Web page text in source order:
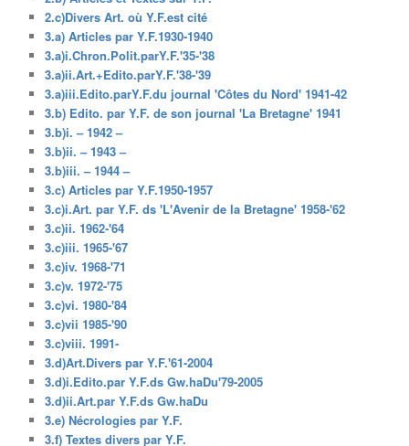
2.c)Divers Art. où Y.F.est cité
3.a) Articles par Y.F.1930-1940
3.a)i.Chron.Polit.parY.F.'35-'38
3.a)ii.Art.+Edito.parY.F.'38-'39
3.a)iii.Edito.parY.F.du journal 'Côtes du Nord' 1941-42
3.b) Edito. par Y.F. de son journal 'La Bretagne' 1941
3.b)i. – 1942 –
3.b)ii. – 1943 –
3.b)iii. – 1944 –
3.c) Articles par Y.F.1950-1957
3.c)i.Art. par Y.F. ds 'L'Avenir de la Bretagne' 1958-'62
3.c)ii. 1962-'64
3.c)iii. 1965-'67
3.c)iv. 1968-'71
3.c)v. 1972-'75
3.c)vi. 1980-'84
3.c)vii 1985-'90
3.c)viii. 1991-
3.d)Art.Divers par Y.F.'61-2004
3.d)i.Edito.par Y.F.ds Gw.haDu'79-2005
3.d)ii.Art.par Y.F.ds Gw.haDu
3.e) Nécrologies par Y.F.
3.f) Textes divers par Y.F.